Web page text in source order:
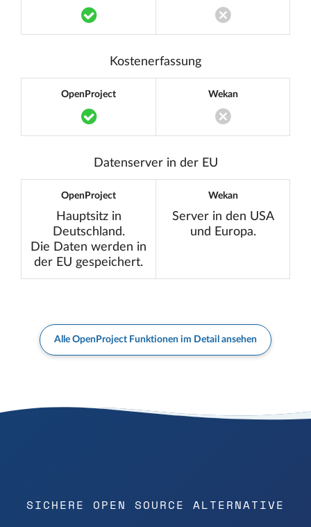
Translation missing:
Translation
Kostenerfassung
OpenProject
Translation missing:
Wekan
Translation
Datenserver in der EU
OpenProject
Hauptsitz in
Deutschland.
Die Daten werden in
der EU gespeichert.
Wekan
Server in den USA
und Europa.
Alle OpenProject Funktionen im Detail ansehen
SICHERE OPEN SOURCE ALTERNATIVE